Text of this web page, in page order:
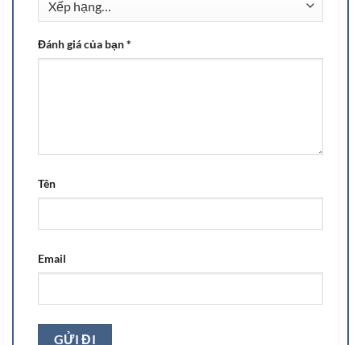
Đánh giá của bạn*
Tên
Email